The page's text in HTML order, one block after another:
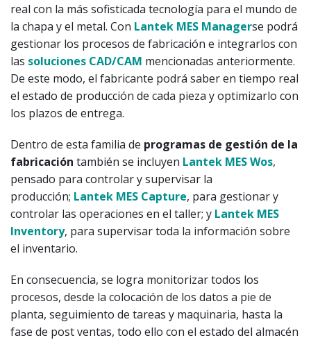
real con la más sofisticada tecnología para el mundo de
la chapa y el metal. Con Lantek MES Managerse podrá
gestionar los procesos de fabricación e integrarlos con
las soluciones CAD/CAM mencionadas anteriormente.
De este modo, el fabricante podrá saber en tiempo real
el estado de producción de cada pieza y optimizarlo con
los plazos de entrega.
Dentro de esta familia de programas de gestión de la
fabricación también se incluyen Lantek MES Wos,
pensado para controlar y supervisar la
producción; Lantek MES Capture, para gestionar y
controlar las operaciones en el taller; y Lantek MES
Inventory, para supervisar toda la información sobre
el inventario.
En consecuencia, se logra monitorizar todos los
procesos, desde la colocación de los datos a pie de
planta, seguimiento de tareas y maquinaria, hasta la
fase de post ventas, todo ello con el estado del almacén